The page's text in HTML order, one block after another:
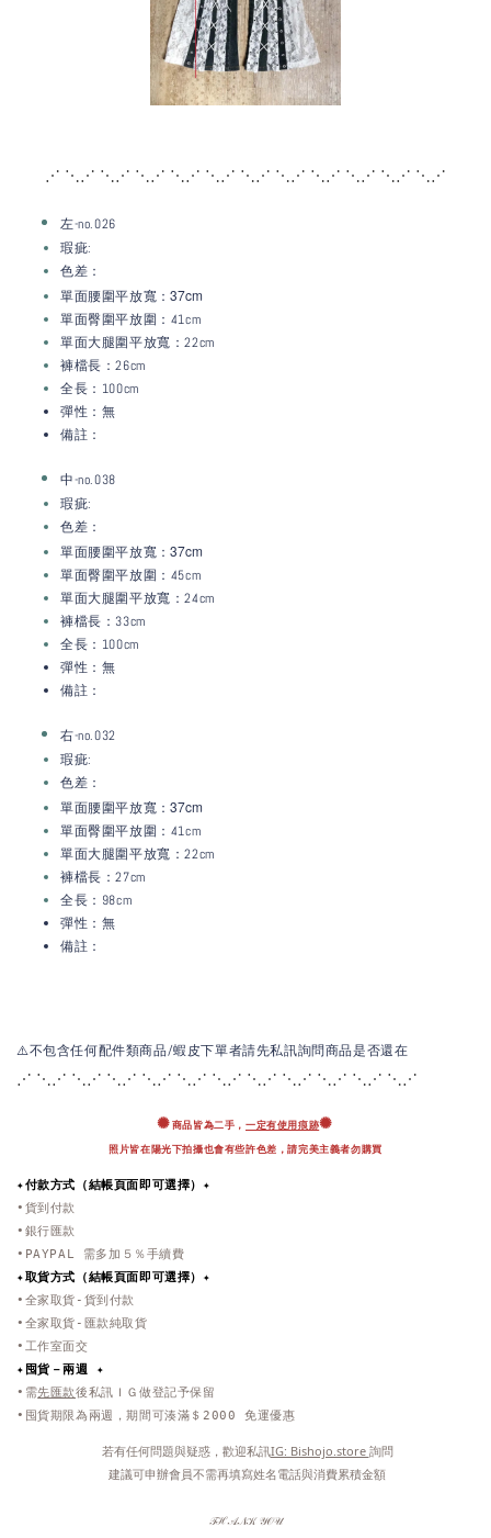
⋰ ⋱⋰ ⋱⋰ ⋱⋰ ⋱⋰ ⋱⋰ ⋱⋰ ⋱⋰ ⋱ ⋰ ⋱⋰ ⋱⋰ ⋱⋰
左-no.026
瑕疵:
色差：
單面腰圍平放寬 ：37cm
單面臀圍平放圍：41cm
單面大腿圍平放寬：22cm
褲檔長：26cm
全長：100cm
彈性：無
備註：
中-no.038
瑕疵:
色差：
單面腰圍平放寬 ：37cm
單面臀圍平放圍：45cm
單面大腿圍平放寬：24cm
褲檔長：33cm
全長：100cm
彈性：無
備註：
右-no.032
瑕疵:
色差：
單面腰圍平放寬 ：37cm
單面臀圍平放圍：41cm
單面大腿圍平放寬：22cm
褲檔長：27cm
全長：98cm
彈性：無
備註：
⚠️不包含任何配件類商品/蝦皮下單者請先私訊詢問商品是否還在
⋰ ⋱⋰ ⋱⋰ ⋱⋰ ⋱⋰ ⋱⋰ ⋱⋰ ⋱⋰ ⋱
⋰ ⋱⋰ ⋱⋰ ⋱⋰
✺ 商品皆為二手， 一定有使用痕跡✺
照片皆在陽光下拍攝也會有些許色差，請完美主義者勿購買
✦付款方式（結帳頁面即可選擇）✦
•貨到付款
•銀行匯款
•PAYPAL 需多加５％手續費
✦取貨方式 （結帳頁面即可選擇） ✦
•全家取貨-貨到付款
•全家取貨-匯款純取貨
•工作室面交
✦ 囤貨－兩週 ✦
•需先匯款後私訊ＩＧ做登記予保留
•囤貨期限為兩週，期間可湊滿＄2000 免運優惠
若有任何問題與疑惑，歡迎私訊IG: Bishojo.store 詢問
建議可申辦會員不需再填寫姓名電話與消費累積金額
𝒯ℋ𝒜𝒩𝒦 𝒴𝒪𝒰